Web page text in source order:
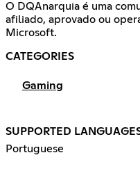
O DQAnarquia é uma
afiliado, aprovado ou
Microsoft.
CATEGORIES
Gaming
SUPPORTED
Portuguese